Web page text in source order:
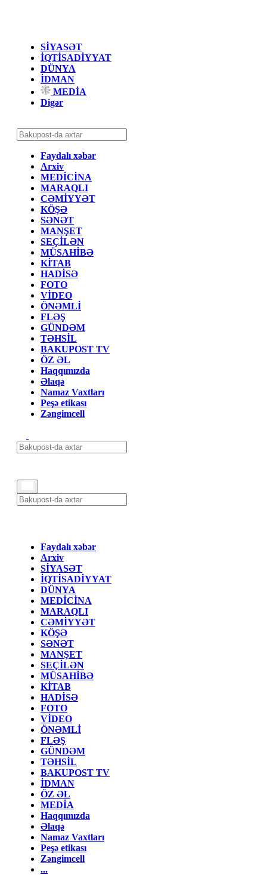
SİYASƏT
İQTİSADİYYAT
DÜNYA
İDMAN
MEDİA
Digər
Faydalı xəbər
Arxiv
MEDİCİNA
MARAQLI
CƏMİYYƏT
KÖŞƏ
SƏNƏT
MANŞET
SEÇİLƏN
MÜSAHİBƏ
KİTAB
HADİSƏ
FOTO
VİDEO
ÖNƏMLİ
FLƏŞ
GÜNDƏM
TƏHSİL
BAKUPOST TV
ÖZ ƏL
Haqqımızda
Əlaqə
Namaz Vaxtları
Peşə etikası
Zəngimcell
Faydalı xəbər
Arxiv
SİYASƏT
İQTİSADİYYAT
DÜNYA
MEDİCİNA
MARAQLI
CƏMİYYƏT
KÖŞƏ
SƏNƏT
MANŞET
SEÇİLƏN
MÜSAHİBƏ
KİTAB
HADİSƏ
FOTO
VİDEO
ÖNƏMLİ
FLƏŞ
GÜNDƏM
TƏHSİL
BAKUPOST TV
İDMAN
ÖZ ƏL
MEDİA
Haqqımızda
Əlaqə
Namaz Vaxtları
Peşə etikası
Zəngimcell
...